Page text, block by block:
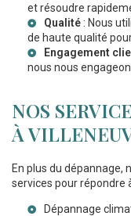
et résoudre
Qualité : Nous
de haute qualité
Engagement
nous nous
NOS
À
En plus du dépannage,
services pour répondre
Dépannage